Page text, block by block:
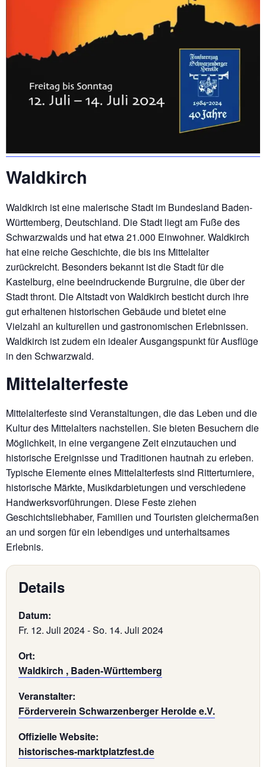
Waldkirch
Waldkirch ist eine malerische Stadt im Bundesland Baden-
Württemberg, Deutschland. Die Stadt liegt am Fuße des
Schwarzwalds und hat etwa 21.000 Einwohner. Waldkirch
hat eine reiche Geschichte, die bis ins Mittelalter
zurückreicht. Besonders bekannt ist die Stadt für die
Kastelburg, eine beeindruckende Burgruine, die über der
Stadt thront. Die Altstadt von Waldkirch besticht durch ihre
gut erhaltenen historischen Gebäude und bietet eine
Vielzahl an kulturellen und gastronomischen Erlebnissen.
Waldkirch ist zudem ein idealer Ausgangspunkt für Ausflüge
in den Schwarzwald.
Mittelalterfeste
Mittelalterfeste sind Veranstaltungen, die das Leben und die
Kultur des Mittelalters nachstellen. Sie bieten Besuchern die
Möglichkeit, in eine vergangene Zeit einzutauchen und
historische Ereignisse und Traditionen hautnah zu erleben.
Typische Elemente eines Mittelalterfests sind Ritterturniere,
historische Märkte, Musikdarbietungen und verschiedene
Handwerksvorführungen. Diese Feste ziehen
Geschichtsliebhaber, Familien und Touristen gleichermaßen
an und sorgen für ein lebendiges und unterhaltsames
Erlebnis.
Details
Datum:
Fr. 12. Juli 2024-So. 14. Juli 2024
Ort:
Waldkirch , Baden-Württemberg
Veranstalter:
Förderverein Schwarzenberger Herolde e.V.
Offizielle Website:
historisches-marktplatzfest.de